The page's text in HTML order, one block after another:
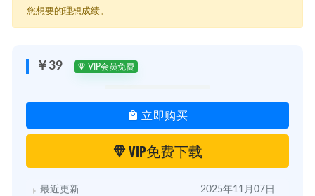
您想要的理想成绩。
￥39 VIP会员免费
立即购买
VIP免费下载
最近更新 2025年11月07日